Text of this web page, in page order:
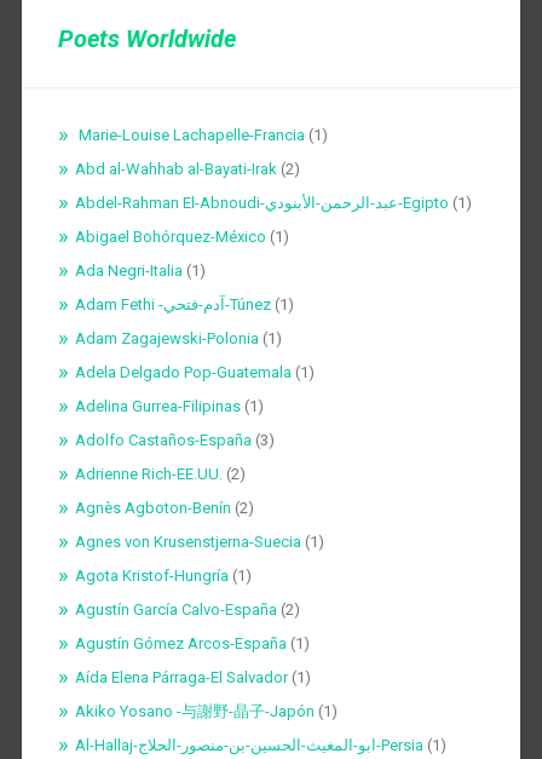
Poets Worldwide
Marie-Louise Lachapelle-Francia(1)
Abd al-Wahhab al-Bayati-Irak(2)
Abdel-Rahman El-Abnoudi-عبد-الرحمن-الأبنودي-Egipto (1)
Abigael Bohórquez-México (1)
Ada Negri-Italia(1)
Adam Fethi -آدم-فتحي-Túnez(1)
Adam Zagajewski-Polonia(1)
Adela Delgado Pop-Guatemala(1)
Adelina Gurrea-Filipinas(1)
Adolfo Castaños-España(3)
Adrienne Rich-EE.UU.(2)
Agnès Agboton-Benín (2)
Agnes von Krusenstjerna-Suecia(1)
Agota Kristof-Hungría(1)
Agustín García Calvo-España(2)
Agustín Gómez Arcos-España(1)
Aída Elena Párraga-El Salvador(1)
Akiko Yosano -与謝野-晶子-Japón (1)
Al-Hallaj-ابو-المغيث-الحسين-بن-منصور-الحلاج-Persia(1)